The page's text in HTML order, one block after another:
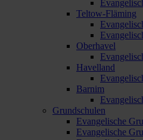
Teltow-Fläming
Oberhavel
Havelland
Barnim
Grundschulen
Evangelische
Evangelische